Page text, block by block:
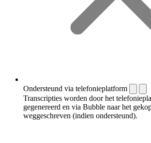
Ondersteund via telefonieplatform
Transcripties worden door het
gegenereerd en via Bubble naar het
weggeschreven (indien ondersteund).